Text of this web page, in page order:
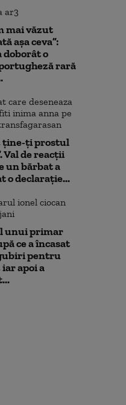
mai văzut
așa ceva”:
doborât o
rară
ţine-ţi prostul
Val de reacții
un bărbat a
o declarație...
unui primar
ce a încasat
pentru
iar apoi a